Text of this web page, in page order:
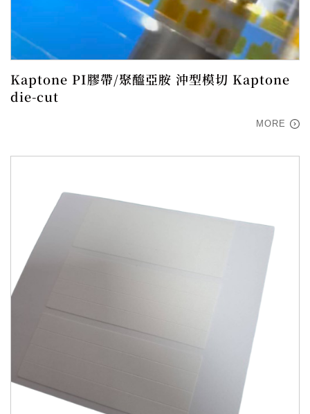
Kaptone PI膠帶/聚醯亞胺 沖型模切 Kaptone
die-cut
MORE